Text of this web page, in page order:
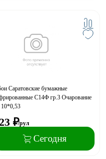
Саратовские бумажные
С14Ф гр.3 Очарование
10*0,53
₽/рул
Сегодня